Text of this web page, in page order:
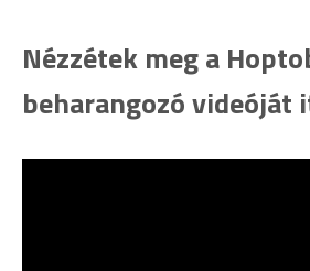
Nézzétek meg a
beharangozó videóját